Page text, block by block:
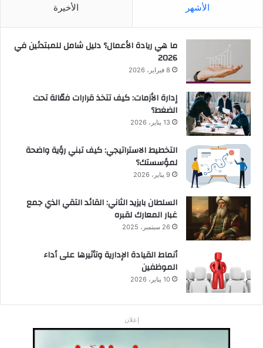
الأشهر الأخيرة
ما هي ريادة الأعمال؟ دليل شامل للمبتدئين في
2026
8 فبراير، 2026
إدارة الأزمات: كيف تتخذ قرارات فعّالة تحت
الضغط؟
13 يناير، 2026
التخطيط الاستراتيجي: كيف تبني رؤية واضحة
لمؤسستك؟
9 يناير، 2026
السلطان بايزيد الثاني: القائد التقي الذي جمع
غبار المعارك لقبره
26 سبتمبر، 2025
أنماط القيادة الإدارية وتأثيرها على أداء
الموظفين
10 يناير، 2026
إعلان